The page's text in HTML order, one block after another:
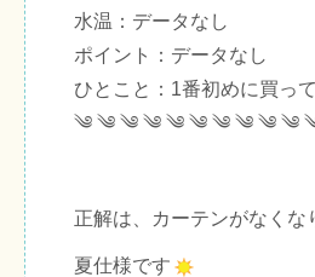
水温：データなし
ポイント：データなし
ひとこと：1番初めに買っ
༄ ༄ ༄ ༄ ༄ ༄ ༄ ༄ ༄ ༄
正解は、カーテンがなくな
夏仕様です